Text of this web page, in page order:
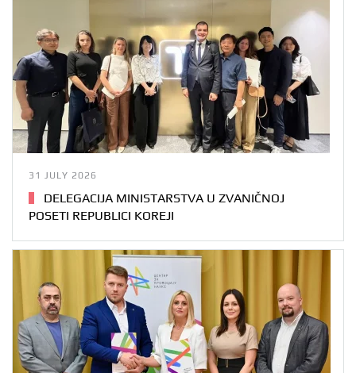
31 JULY 2026
DELEGACIJA MINISTARSTVA U ZVANIČNOJ
POSETI REPUBLICI KOREJI